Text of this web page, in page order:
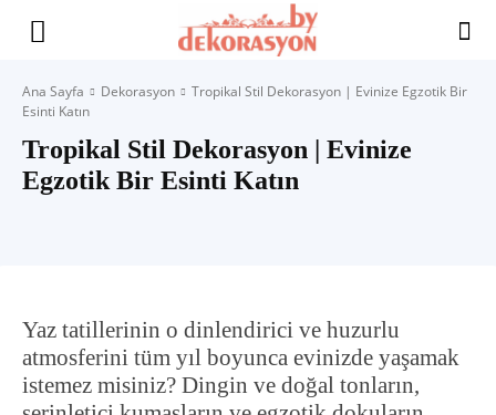
Yaşam
Ana Sayfa Dekorasyon
Tropikal Stil Dekorasyon | Evinize Egzotik Bir
Esinti Katın
Tropikal Stil Dekorasyon | Evinize
Egzotik Bir Esinti Katın
Yaz tatillerinin o dinlendirici ve huzurlu
atmosferini tüm yıl boyunca evinizde yaşamak
istemez misiniz? Dingin ve doğal tonların,